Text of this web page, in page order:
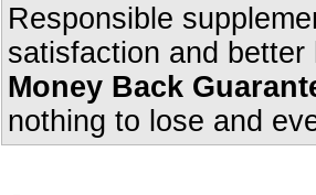
Responsible
satisfaction and
Money Back
nothing to lose and